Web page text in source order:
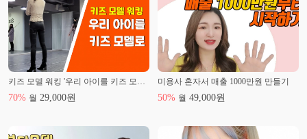
키즈 모델 워킹 '우리 아이를 키즈 모델로'
70% 월 29,000원
미용사 혼자서 매출 1000만원 만들기
50% 월 49,000원